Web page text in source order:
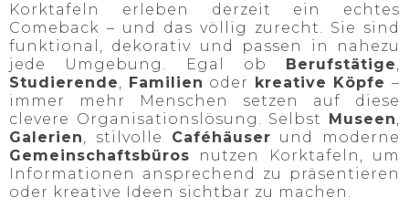
Korktafeln erleben derzeit ein echtes
Comeback – und das völlig zurecht. Sie sind
funktional, dekorativ und passen in nahezu
jede Umgebung. Egal ob
Berufstätige,
Studierende, Familien oder kreative Köpfe –
immer mehr Menschen setzen auf diese
clevere Organisationslösung. Selbst
Museen,
Galerien, stilvolle Caféhäuser und moderne
Gemeinschaftsbüros nutzen Korktafeln, um
Informationen ansprechend zu präsentieren
oder kreative Ideen sichtbar zu machen.